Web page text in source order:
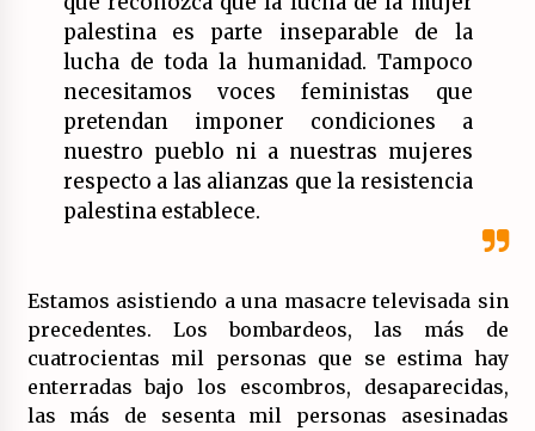
palestina es parte inseparable de la
lucha de toda la humanidad. Tampoco
necesitamos voces feministas que
pretendan imponer condiciones a
nuestro pueblo ni a nuestras mujeres
respecto a las alianzas que la resistencia
palestina establece.
Estamos asistiendo a una masacre televisada sin
precedentes. Los bombardeos, las más de
cuatrocientas mil personas que se estima hay
enterradas bajo los escombros, desaparecidas,
las más de sesenta mil personas asesinadas